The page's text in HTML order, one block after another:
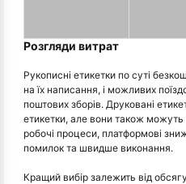
Розгляди витрат
Рукописні етикетки по суті
на їх написання, і можливих
поштових зборів. Друковані
етикетки, але вони також
робочі процеси, платформові
помилок та швидше виконання.
Кращий вибір залежить від